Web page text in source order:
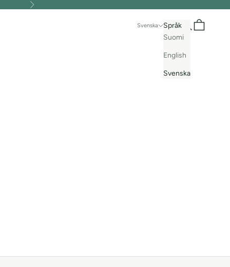
Nästa
Svenska
Språk
Suomi
English
Svenska
Sök Kundvagn